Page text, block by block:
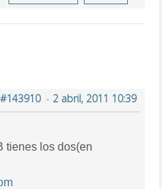
#143910- 2 abril, 2011 10:39
tienes los dos(en